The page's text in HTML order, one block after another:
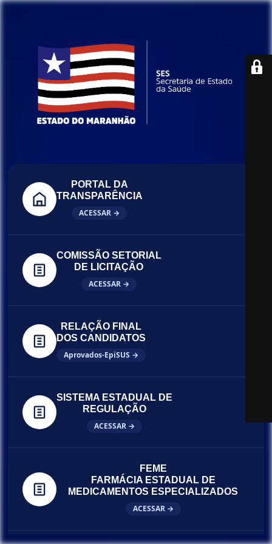
PORTAL DA
TRANSPARÊNCIA
ACESSAR →
COMISSÃO SETORIAL
DE LICITAÇÃO
ACESSAR →
RELAÇÃO FINAL
DOS CANDIDATOS
Aprovados-EpiSUS →
SISTEMA ESTADUAL DE
REGULAÇÃO
ACESSAR →
FEME
FARMÁCIA ESTADUAL DE
MEDICAMENTOS ESPECIALIZADOS
ACESSAR →